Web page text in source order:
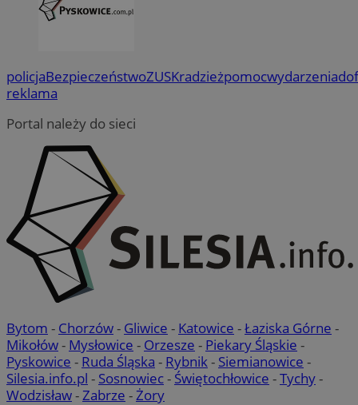
policjaBezpieczeństwoZUSKradzieżpomocwydarzenia
reklama
Portal należy do sieci
Bytom - Chorzów- Gliwice - Katowice -Łaziska Górne -
Mikołów- Mysłowice - Orzesze - Piekary Śląskie -
Pyskowice - Ruda Śląska - Rybnik- Siemianowice -
Silesia.info.pl - Sosnowiec- Świętochłowice -Tychy-
Wodzisław-Zabrze -Żory